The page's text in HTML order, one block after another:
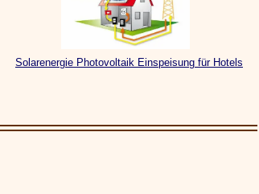
Solarenergie Photovoltaik Einspeisung für Hotels